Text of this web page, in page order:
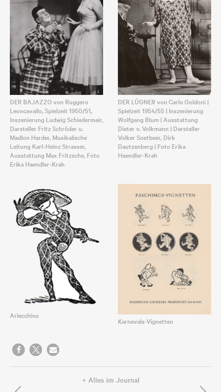
DER BAJAZZO von Ruggero
Leoncavallo, Spielzeit 1950/51,
Inszenierung Ludwig Schiedermair,
Darsteller Fritz Schröder u.
Madlon Harder, Musikalische
Leitung Karl-Heinz Strasser,
Ausstattung Max Fritzsche, Foto
Erika Haendler-Krah
DER LÜGNER von Carlo Goldoni |
Spielzeit 1954/55 | Inszenierung
Wolfgang Blum | Ausstattung
Dieter v. Volkmann | Darsteller
Volker Soetbeer, Dirk
Dautzenberg | Foto Erika
Haendler-Krah
Arlecchino
Karnevals-Vignetten
+ Alles im Journal